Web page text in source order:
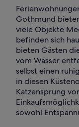
Gothmund
viele Objekte
befinden sich
bieten Gästen
vom Wasser
selbst einen
in diesen
Katzensprung
sowohl